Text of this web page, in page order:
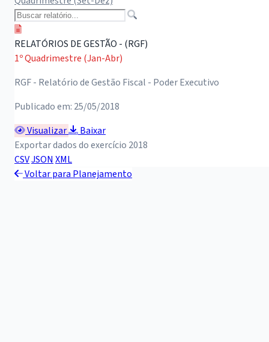
RELATÓRIOS DE GESTÃO - (RGF)
1º Quadrimestre (Jan-Abr)
RGF - Relatório de Gestão Fiscal - Poder Executivo
Publicado em: 25/05/2018
Visualizar
Baixar
Exportar dados do exercício 2018
CSVJSON XML
Voltar para Planejamento